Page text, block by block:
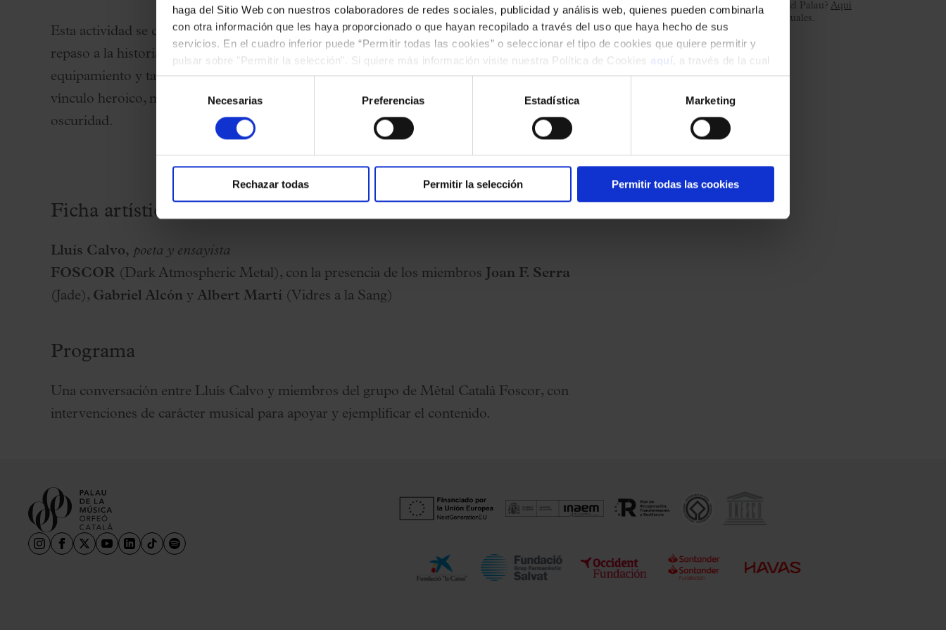
haga del Sitio Web con nuestros colaboradores de redes sociales, publicidad y análisis web, quienes pueden combinarla
con otra información que les haya proporcionado o que hayan recopilado a través del uso que haya hecho de sus
servicios. En el cuadro inferior puede “Permitir todas las cookies” o seleccionar el tipo de cookies que quiere permitir y
pulsar sobre "Permitir la selección". Si quiere más información visite nuestra Política de Cookies
aquí
, a través de la cual
podrá deshabilitar o configurar las cookies en cualquier momento.”.
de
consentimiento
Necesarias Preferencias Estadística Marketing
Rechazar todas Permitir la selección Permitir todas las cookies
Esta actividad se centrará en los sonidos propios del heavy y del metal extremo, haciendo un
repaso a la historia del movimiento, a las técnicas compositivas, a los instrumentos y
equipamiento y también a las letras y la poesía del metal. Pero sobre todo hablaremos del
vínculo heroico, mítico y espiritual del heavy, siempre en el abismo que va de la luz a la
oscuridad.
Ficha artística
Lluís Calvo, poeta y ensayista
FOSCOR (Dark Atmospheric Metal), con la presencia de los miembros
Joan F. Serra
(Jade), Gabriel Alcón y Albert Martí (Vidres a la Sang)
Programa
Una conversación entre Lluís Calvo y miembros del grupo de Mètal Català Foscor, con
intervenciones de carácter musical para apoyar y ejemplificar el contenido.
¿Es tu primer concierto en el Palau? Aquí
resolvemos las dudas habituales.